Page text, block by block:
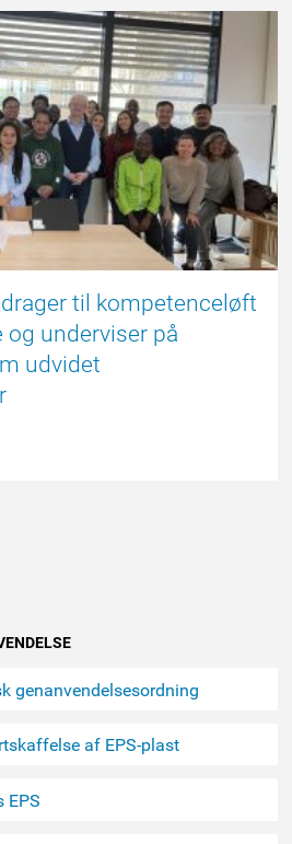
til kompetenceløft
underviser på
udvidet
EPSBLOGGEN
genanvendelsesordning
af EPS-plast
EPS